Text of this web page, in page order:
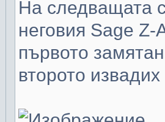
На следващата
неговия Sage
първото
второто